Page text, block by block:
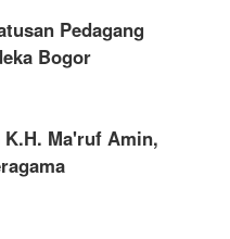
Pedagang
Bogor
Ma'ruf Amin,